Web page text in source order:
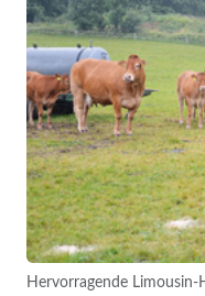
Hervorragende